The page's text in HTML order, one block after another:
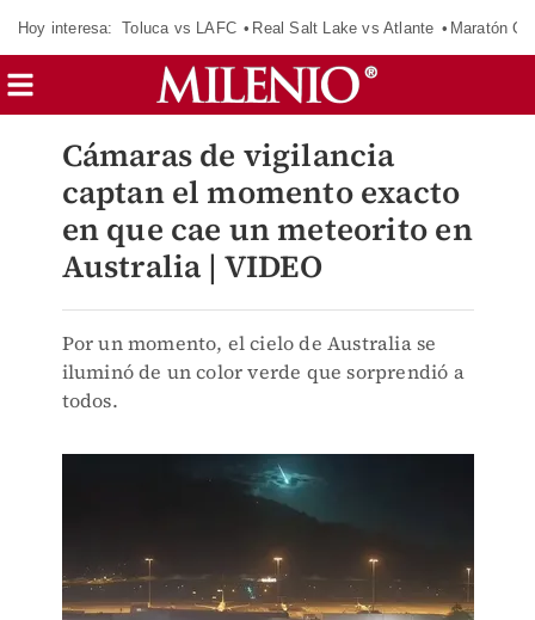
Hoy interesa: Toluca vs LAFC Real Salt Lake vs Atlante Maratón
Cámaras de vigilancia
captan el momento exacto
en que cae un meteorito en
Australia | VIDEO
Por un momento, el cielo de Australia se
iluminó de un color verde que sorprendió a
todos.